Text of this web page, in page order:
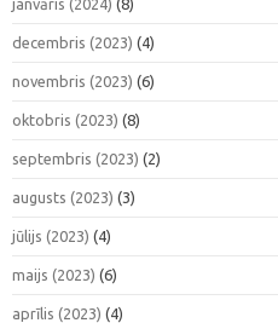
janvāris (2024) (8)
decembris (2023) (4)
novembris (2023) (6)
oktobris (2023) (8)
septembris (2023) (2)
augusts (2023) (3)
jūlijs (2023) (4)
maijs (2023) (6)
aprīlis (2023) (4)